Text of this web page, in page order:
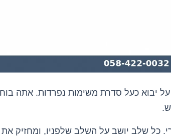
יבוא כעל סדרת משימות נפרדות. אתה
כל שלב יושב על השלב שלפניו, ומחזיק